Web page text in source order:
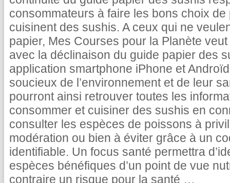
consommateurs à faire les bons choix
cuisinent des sushis. A ceux qui ne
papier, Mes Courses pour la Planète
avec la déclinaison du guide papier des
application smartphone iPhone et
soucieux de l’environnement et de leur
pourront ainsi retrouver toutes les
consommer et cuisiner des sushis en
consulter les espèces de poissons à
modération ou bien à éviter grâce à un
identifiable. Un focus santé permettra
espèces bénéfiques d’un point de vue
contraire un risque pour la santé …